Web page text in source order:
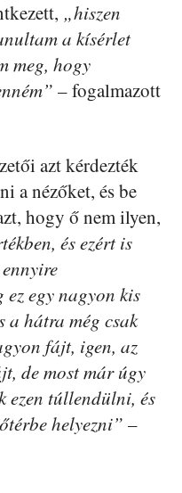
„hiszen
a kísérlet
meg, hogy
– fogalmazott
azt kérdezték
a nézőket, és be
hogy ő nem ilyen,
és ezért is
egy nagyon kis
a hátra még csak
fájt, igen, az
de most már úgy
ezen túllendülni, és
helyezni” –